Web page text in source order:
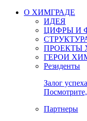
О ХИМГРАДЕ
ИДЕЯ
ЦИФРЫ И
ПРОЕКТЫ
ГЕРОИ
Резиденты
Залог
Партнеры